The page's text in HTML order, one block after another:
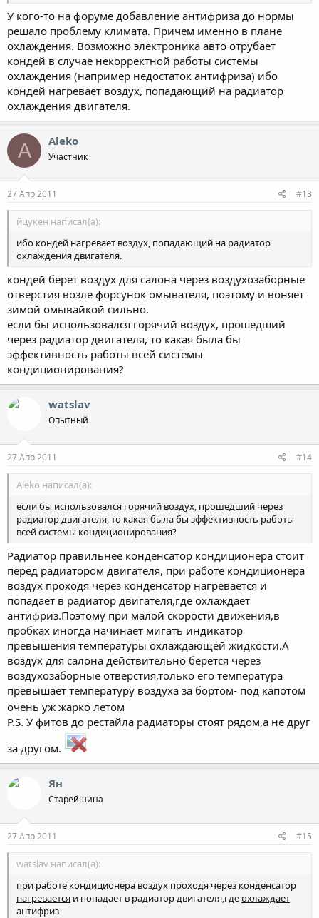
У кого-то на форуме добавление антифриза до нормы
решало проблему климата. Причем именно в плане
охлаждения. Возможно электроника авто отрубает
кондей в случае некорректной работы системы
охлаждения (например недостаток антифриза) ибо
кондей нагревает воздух, попадающий на радиатор
охлаждения двигателя.
A Aleko
Участник
27 Апр 2011 #13
йцукен написал(а):
ибо кондей нагревает воздух, попадающий на радиатор
охлаждения двигателя.
кондей берет воздух для салона через воздухозаборные
отверстия возле форсунок омывателя, поэтому и воняет
зимой омывайкой сильно.
если бы использовался горячий воздух, прошедший
через радиатор двигателя, то какая была бы
эффективность работы всей системы
кондиционирования?
watslav
Опытный
27 Апр 2011 #14
Aleko написал(а):
если бы использовался горячий воздух, прошедший через
радиатор двигателя, то какая была бы эффективность работы
всей системы кондиционирования?
Радиатор правильнее конденсатор кондиционера стоит
перед радиатором двигателя, при работе кондиционера
воздух проходя через конденсатор нагревается и
попадает в радиатор двигателя,где охлаждает
антифриз.Поэтому при малой скорости движения,в
пробках иногда начинает мигать индикатор
превышения температуры охлаждающей жидкости.А
воздух для салона действительно берётся через
воздухозаборные отверстия,только его температура
превышает температуру воздуха за бортом- под капотом
очень уж жарко летом
P.S. У фитов до рестайла радиаторы стоят рядом,а не друг
за другом.
Ян
Старейшина
27 Апр 2011 #15
watslav написал(а):
при работе кондиционера воздух проходя через конденсатор
нагревается и попадает в радиатор двигателя,гдеохлаждает
антифриз